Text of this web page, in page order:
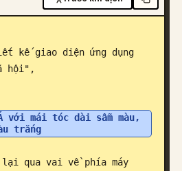
hội",
với mái tóc dài sẫm màu,
trắng